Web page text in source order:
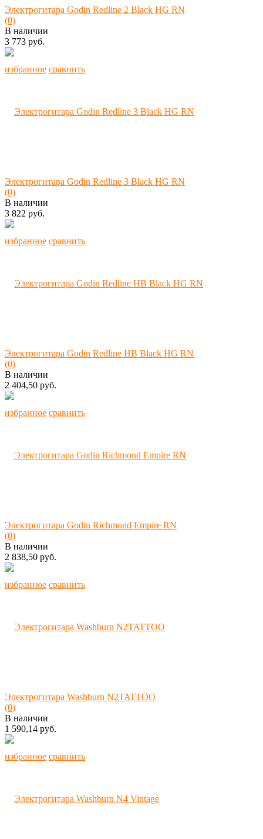
избранное сравнить
Электрогитара Godin Redline 2 Black HG RN
(0)
В наличии
3 773 руб.
избранное сравнить
Электрогитара Godin Redline 3 Black HG RN
(0)
В наличии
3 822 руб.
избранное сравнить
Электрогитара Godin Redline HB Black HG RN
(0)
В наличии
2 404,50 руб.
избранное сравнить
Электрогитара Godin Richmond Empire RN
(0)
В наличии
2 838,50 руб.
избранное сравнить
Электрогитара Washburn N2TATTOO
(0)
В наличии
1 590,14 руб.